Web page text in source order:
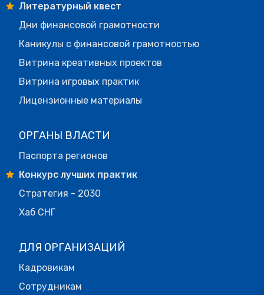
Литературный квест
Дни финансовой грамотности
Каникулы с финансовой грамотностью
Витрина креативных проектов
Витрина игровых практик
Лицензионные материалы
ОРГАНЫ ВЛАСТИ
Паспорта регионов
Конкурс лучших практик
Стратегия - 2030
Хаб СНГ
ДЛЯ ОРГАНИЗАЦИЙ
Кадровикам
Сотрудникам